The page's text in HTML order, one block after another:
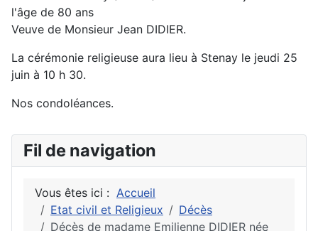
Fil de navigation
Vous êtes ici : Accueil
Etat civil et Religieux
Décès
Décès de madame Emilienne DIDIER née
l'âge de 80 ans
Veuve de Monsieur Jean DIDIER.
La cérémonie religieuse aura lieu à Stenay le jeudi 25
juin à 10 h 30.
Nos condoléances.